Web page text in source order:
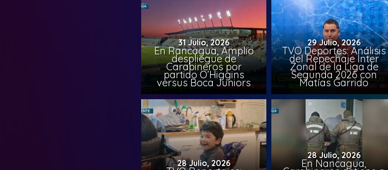
31 Julio, 2026
En Rancagua, Amplio
despliegue de
Carabineros por
partido O’Higgins
versus Boca Juniors
29 Julio, 2026
TVO Deportes: Análisis
del Repechaje Inter
Zonal de la Liga de
Segunda 2026 con
Matías Garrido
28 Julio, 2026
28 Julio, 2026
En Nancagua,